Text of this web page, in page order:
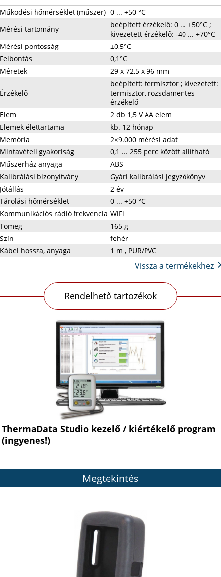
Működési hőmérséklet (műszer) 0 ... +50 °C
Mérési tartomány
beépített érzékelő: 0 ... +50°C ;
kivezetett érzékelő: -40 ... +70°C
Mérési pontosság
±0,5°C
Felbontás
0,1°C
Méretek
29 x 72,5 x 96 mm
Érzékelő
beépített: termisztor ; kivezetett:
termisztor, rozsdamentes
érzékelő
Elem
2 db 1,5 V AA elem
Elemek élettartama
kb. 12 hónap
Memória
2×9.000 mérési adat
Mintavételi gyakoriság
0,1 ... 255 perc között állítható
Műszerház anyaga
ABS
Kalibrálási bizonyítvány
Gyári kalibrálási jegyzőkönyv
Jótállás
2 év
Tárolási hőmérséklet
0 ... +50 °C
Kommunikációs rádió frekvencia WiFi
Tömeg
165 g
Szín
fehér
Kábel hossza, anyaga
1 m , PUR/PVC
Vissza a termékekhez
Rendelhető tartozékok
ThermaData Studio kezelő / kiértékelő program
(ingyenes!)
Megtekintés